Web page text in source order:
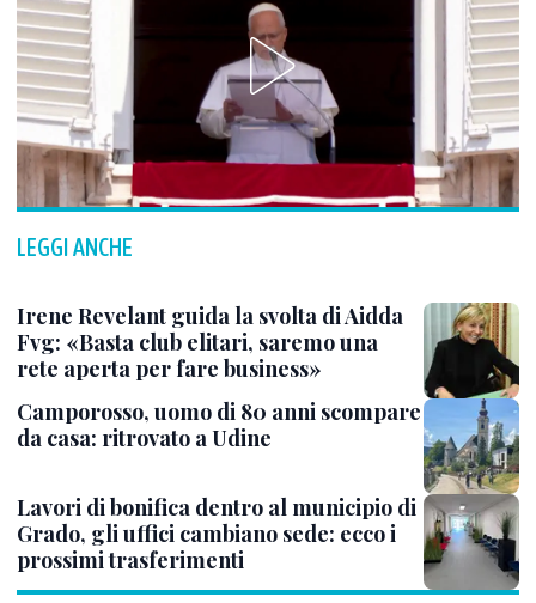
LEGGI ANCHE
Irene Revelant guida la svolta di Aidda
Fvg: «Basta club elitari, saremo una
rete aperta per fare business»
Camporosso, uomo di 80 anni scompare
da casa: ritrovato a Udine
Lavori di bonifica dentro al municipio di
Grado, gli uffici cambiano sede: ecco i
prossimi trasferimenti